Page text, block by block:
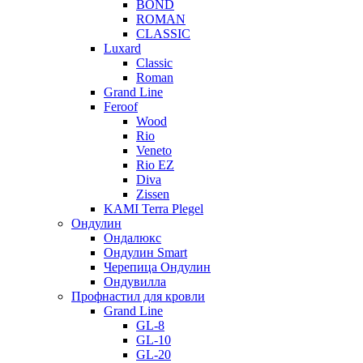
BOND
ROMAN
CLASSIC
Luxard
Classic
Roman
Grand Line
Feroof
Wood
Rio
Veneto
Rio EZ
Diva
Zissen
KAMI Terra Plegel
Ондулин
Ондалюкс
Ондулин Smart
Черепица Ондулин
Ондувилла
Профнастил для кровли
Grand Line
GL-8
GL-10
GL-20